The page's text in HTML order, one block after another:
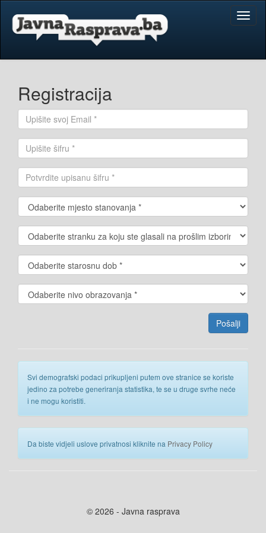
Registracija
Svi demografski podaci prikupljeni putem ove stranice se koriste
jedino za potrebe generiranja statistika, te se u druge svrhe neće
i ne mogu koristiti.
Da biste vidjeli uslove privatnosi kliknite na Privacy Policy
© 2026 - Javna rasprava